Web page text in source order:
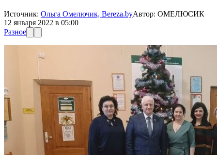
Источник: Ольга Омелючик, Bereza.byАвтор: ОМЕЛЮСИК
12 января 2022 в 05:00
Разное